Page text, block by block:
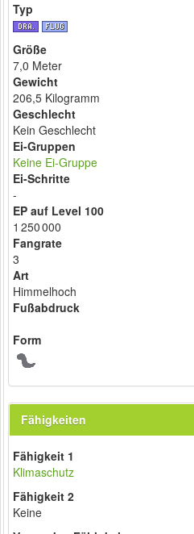
Typ
Größe
7,0 Meter
Gewicht
206,5 Kilogramm
Geschlecht
Kein Geschlecht
Ei-Gruppen
Keine Ei-Gruppe
Ei-Schritte
-
EP auf Level 100
1 250 000
Fangrate
3
Art
Himmelhoch
Fußabdruck
Form
Fähigkeiten
Fähigkeit 1
Klimaschutz
Fähigkeit 2
Keine